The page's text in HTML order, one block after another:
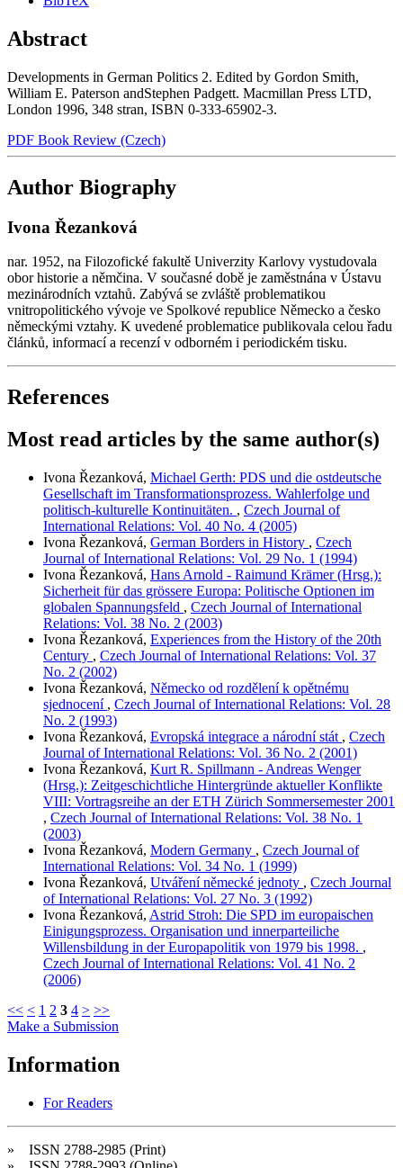
Abstract
Developments in German Politics 2. Edited by Gordon Smith,
William E. Paterson andStephen Padgett. Macmillan Press LTD,
London 1996, 348 stran, ISBN 0-333-65902-3.
PDF Book Review (Czech)
Author Biography
Ivona Řezanková
nar. 1952, na Filozofické fakultě Univerzity Karlovy vystudovala
obor historie a němčina. V současné době je zaměstnána v Ústavu
mezinárodních vztahů. Zabývá se zvláště problematikou
vnitropolitického vývoje ve Spolkové republice Německo a česko
německými vztahy. K uvedené problematice publikovala celou řadu
článků, informací a recenzí v odborném i periodickém tisku.
References
Most read articles by the same author(s)
Ivona Řezanková, Michael Gerth: PDS und die ostdeutsche
Gesellschaft im Transformationsprozess. Wahlerfolge und
politisch-kulturelle Kontinuitäten. , Czech Journal of
International Relations: Vol. 40 No. 4 (2005)
Ivona Řezanková, German Borders in History , Czech
Journal of International Relations: Vol. 29 No. 1 (1994)
Ivona Řezanková, Hans Arnold - Raimund Krämer (Hrsg.):
Sicherheit für das grössere Europa: Politische Optionen im
globalen Spannungsfeld , Czech Journal of International
Relations: Vol. 38 No. 2 (2003)
Ivona Řezanková, Experiences from the History of the 20th
Century , Czech Journal of International Relations: Vol. 37
No. 2 (2002)
Ivona Řezanková, Německo od rozdělení k opětnému
sjednocení , Czech Journal of International Relations: Vol. 28
No. 2 (1993)
Ivona Řezanková, Evropská integrace a národní stát , Czech
Journal of International Relations: Vol. 36 No. 2 (2001)
Ivona Řezanková, Kurt R. Spillmann - Andreas Wenger
(Hrsg.): Zeitgeschichtliche Hintergründe aktueller Konflikte
VIII: Vortragsreihe an der ETH Zürich Sommersemester 2001
, Czech Journal of International Relations: Vol. 38 No. 1
(2003)
Ivona Řezanková, Modern Germany , Czech Journal of
International Relations: Vol. 34 No. 1 (1999)
Ivona Řezanková, Utváření německé jednoty , Czech Journal
of International Relations: Vol. 27 No. 3 (1992)
Ivona Řezanková, Astrid Stroh: Die SPD im europaischen
Einigungsprozess. Organisation und innerparteiliche
Willensbildung in der Europapolitik von 1979 bis 1998. ,
Czech Journal of International Relations: Vol. 41 No. 2
(2006)
<< < 1 2 3 4 > >>
Make a Submission
Information
For Readers
» ISSN 2788-2985 (Print)